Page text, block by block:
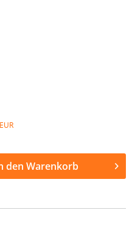
den Warenkorb